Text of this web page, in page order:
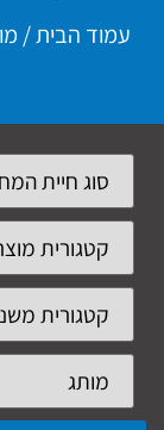
עמוד הבית/